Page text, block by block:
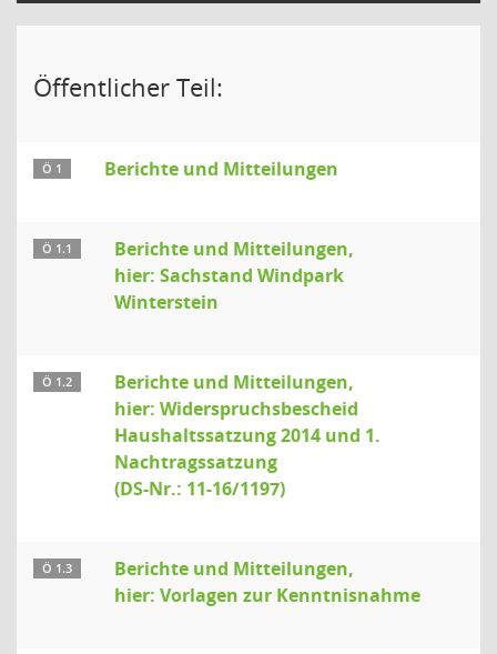
Öffentlicher Teil:
Ö 1 Berichte und Mitteilungen
Ö 1.1
Berichte und Mitteilungen,
hier: Sachstand Windpark
Winterstein
Ö 1.2
Berichte und Mitteilungen,
hier: Widerspruchsbescheid
Haushaltssatzung 2014 und 1.
Nachtragssatzung
(DS-Nr.: 11-16/1197)
Ö 1.3
Berichte und Mitteilungen,
hier: Vorlagen zur Kenntnisnahme